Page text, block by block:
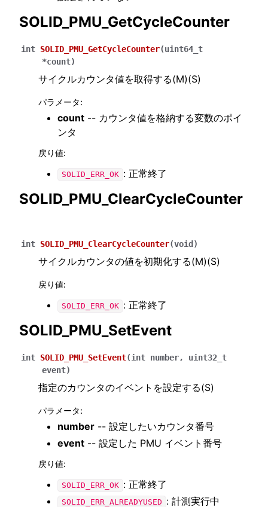
SOLID_PMU_GetCycleCounter
int SOLID_PMU_GetCycleCounter(uint64_t
*count)
サイクルカウンタ値を取得する(M)(S)
パラメータ:
count -- カウンタ値を格納する変数のポイ
ンタ
戻り値:
SOLID_ERR_OK : 正常終了
SOLID_PMU_ClearCycleCounter
int SOLID_PMU_ClearCycleCounter(void )
サイクルカウンタの値を初期化する(M)(S)
戻り値:
SOLID_ERR_OK : 正常終了
SOLID_PMU_SetEvent
int SOLID_PMU_SetEvent(int number, uint32_t
event)
指定のカウンタのイベントを設定する(S)
パラメータ:
number -- 設定したいカウンタ番号
event -- 設定した PMU イベント番号
戻り値:
SOLID_ERR_OK : 正常終了
SOLID_ERR_ALREADYUSED : 計測実行中